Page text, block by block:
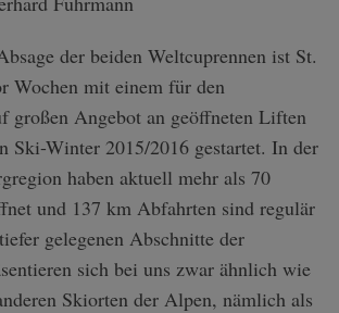
der beiden Weltcuprennen ist St.
Wochen mit einem für den
großen Angebot an geöffneten Liften
Ski-Winter 2015/2016 gestartet. In der
haben aktuell mehr als 70
und 137 km Abfahrten sind regulär
gelegenen Abschnitte der
sich bei uns zwar ähnlich wie
Skiorten der Alpen, nämlich als